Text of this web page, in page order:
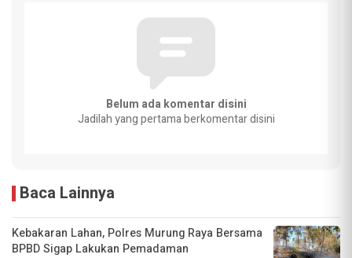
Belum ada komentar disini
Jadilah yang pertama berkomentar disini
Baca Lainnya
Kebakaran Lahan, Polres Murung Raya Bersama
BPBD Sigap Lakukan Pemadaman